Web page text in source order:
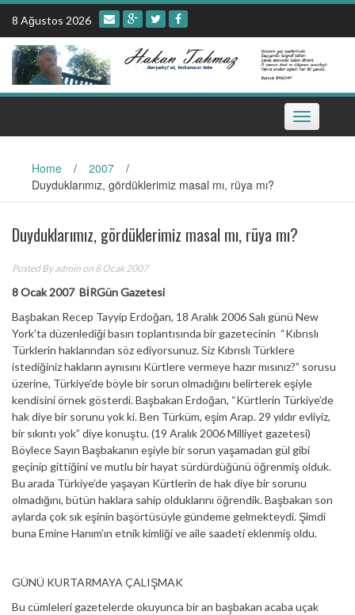
Skip
content
8 Ağustos 2026
Toggle
navigation
Home / 2007
/
Duyduklarımız, gördüklerimiz masal mı, rüya mı?
Duyduklarımız, gördüklerimiz masal mı, rüya mı?
Posted Byadmin on 8 Ocak 2007
8 Ocak 2007 BİRGün Gazetesi
Başbakan Recep Tayyip Erdoğan, 18 Aralık 2006 Salı günü New
York’ta düzenlediği basın toplantısında bir gazetecinin “Kıbrıslı
Türklerin haklarından söz ediyorsunuz. Siz Kıbrıslı Türklere
istediğiniz hakların aynısını Kürtlere vermeye hazır mısınız?” sorusu
üzerine, Türkiye’de böyle bir sorun olmadığını belirterek eşiyle
kendisini örnek gösterdi. Başbakan Erdoğan, “Kürtlerin Türkiye’de
hak diye bir sorunu yok ki. Ben Türküm, eşim Arap. 29 yıldır evliyiz,
bir sıkıntı yok” diye konuştu. (19 Aralık 2006 Milliyet gazetesi)
Böylece Sayın Başbakanın eşiyle bir sorun yaşamadan gül gibi
geçinip gittiğini ve mutlu bir hayat sürdürdüğünü öğrenmiş olduk.
Bu arada Türkiye’de yaşayan Kürtlerin de hak diye bir sorunu
olmadığını, bütün haklara sahip olduklarını öğrendik. Başbakan son
aylarda çok sık eşinin başörtüsüyle gündeme gelmekteydi. Şimdi
buna Emine Hanım’ın etnik kimliği ve aile saadeti eklenmiş oldu.
GÜNÜ KURTARMAYA ÇALIŞMAK
Bu cümleleri gazetelerde okuyunca bir an başbakan acaba uçak